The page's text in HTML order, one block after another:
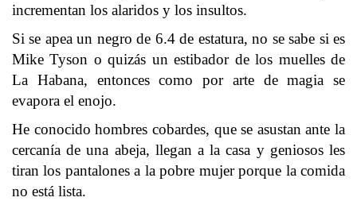
incrementan los alaridos y los insultos.
Si se apea un negro de 6.4 de estatura, no se sabe si es
Mike Tyson o quizás un estibador de los muelles de
La Habana, entonces como por arte de magia se
evapora el enojo.
He conocido hombres cobardes, que se asustan ante la
cercanía de una abeja, llegan a la casa y geniosos les
tiran los pantalones a la pobre mujer porque la comida
no está lista.